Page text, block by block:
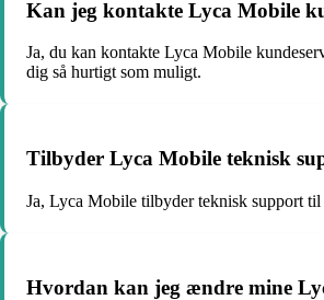
Kan jeg kontakte Lyca Mobile
Ja, du kan kontakte Lyca Mobile
dig så hurtigt som muligt.
Tilbyder Lyca Mobile teknisk
Ja, Lyca Mobile tilbyder teknisk support
Hvordan kan jeg ændre mine